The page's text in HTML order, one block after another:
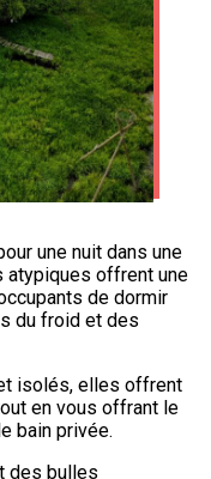
une nuit dans une
atypiques offrent une
de dormir
du froid et des
isolés, elles offrent
en vous offrant le
bain privée.
des bulles